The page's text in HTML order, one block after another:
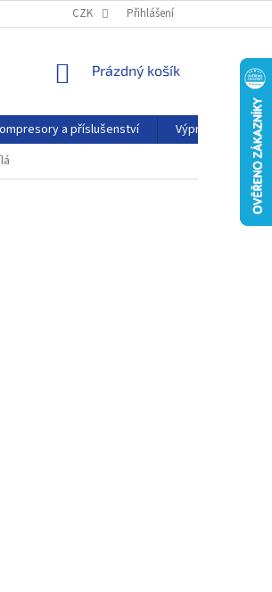
OSOBNÍCH ÚDAJŮ KONTAKTY
CZK Přihlášení
NÁKUPNÍ
Prázdný košík
a příslušenství Výprodej